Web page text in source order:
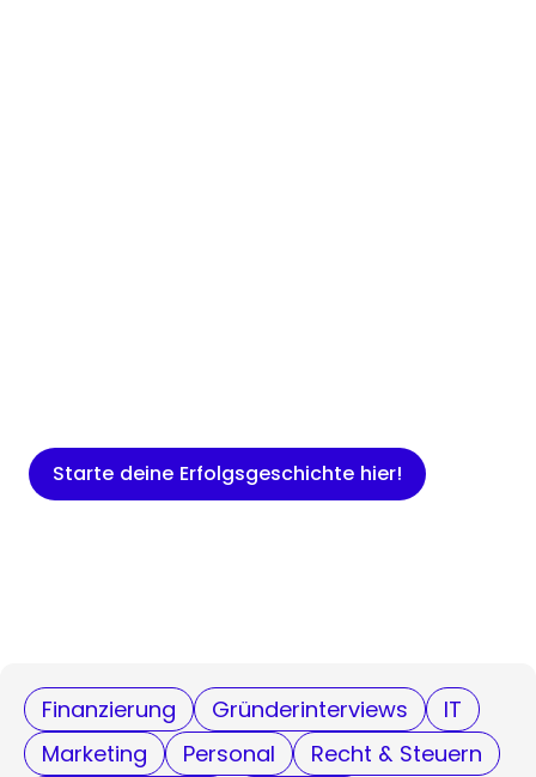
Starte deine Erfolgsgeschichte hier!
Finanzierung Gründerinterviews
IT
Marketing
Personal
Recht & Steuern